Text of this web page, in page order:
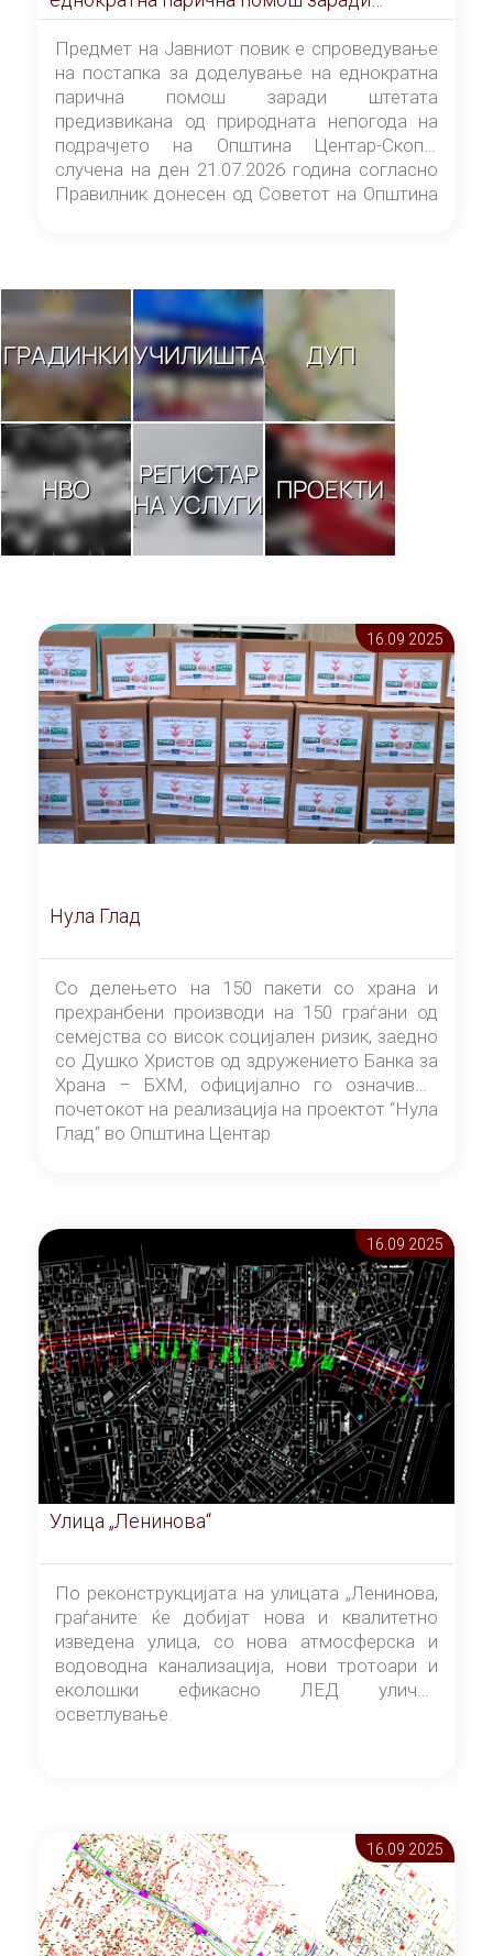
штетата предизвикана од природната
непогода на подрачјето на Општина
Центар-Скопје случена на ден 21.07.2026
година
Предмет на Јавниот повик е спроведување
на постапка за доделување на еднократна
парична помош заради штетата
предизвикана од природната непогода на
подрачјето на Општина Центар-Скопје
случена на ден 21.07.2026 година согласно
Правилник донесен од Советот на Општина
ГРАДИНКИУЧИЛИШТА ДУП
НВО
РЕГИСТАР
НА УСЛУГИ ПРОЕКТИ
16.09 2025
Нула Глад
Со делењето на 150 пакети со храна и
прехранбени производи на 150 граѓани од
семејства со висок социјален ризик, заедно
со Душко Христов од здружението Банка за
Храна – БХМ, официјално го означивме
почетокот на реализација на проектот “Нула
Глад“ во Општина Центар
16.09 2025
Улица „Ленинова“
По реконструкцијата на улицата „Ленинова,
граѓаните ќе добијат нова и квалитетно
изведена улица, со нова атмосферска и
водоводна канализација, нови тротоари и
еколошки ефикасно ЛЕД улично
осветлување.
16.09 2025